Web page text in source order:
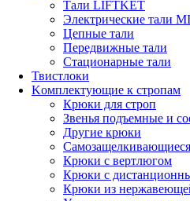
Тали LIFTKET
Электрические тали
Цепные тали
Передвижные тали
Стационарные тали
Твистлоки
Kомплектующие к стропам
Крюки для строп
Звенья подъемные и
Другие крюки
Крюки с вертлюгом
Крюки с
Крюки из